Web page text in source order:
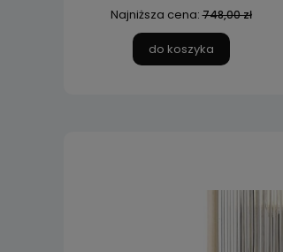
Najniższa cena:748,00 zł
do koszyka